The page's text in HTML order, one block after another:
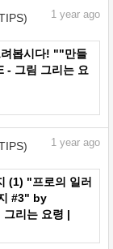
1 year ago
봅시다! ""만들
- 그림 그리는 요
1 year ago
(1) "프로의 일러
#3" by
리는 요령 |